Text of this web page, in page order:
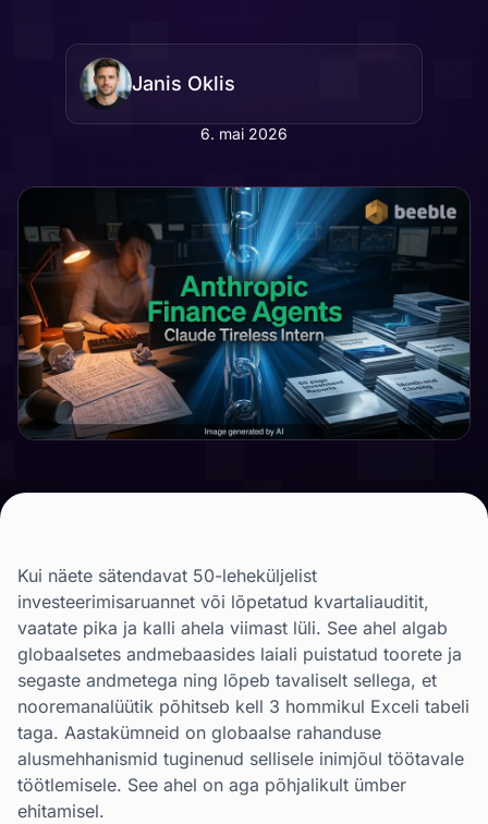
Janis Oklis
6. mai 2026
Kui näete sätendavat 50-leheküljelist
investeerimisaruannet või lõpetatud kvartaliauditit,
vaatate pika ja kalli ahela viimast lüli. See ahel algab
globaalsetes andmebaasides laiali puistatud toorete ja
segaste andmetega ning lõpeb tavaliselt sellega, et
nooremanalüütik põhitseb kell 3 hommikul Exceli tabeli
taga. Aastakümneid on globaalse rahanduse
alusmehhanismid tuginenud sellisele inimjõul töötavale
töötlemisele. See ahel on aga põhjalikult ümber
ehitamisel.